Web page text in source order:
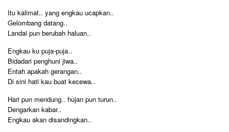
Itu kalimat.. yang engkau ucapkan..
Gelombang datang..
Landai pun berubah haluan..
Engkau ku puja-puja..
Bidadari penghuni jiwa..
Entah apakah gerangan..
Di sini hati kau buat kecewa..
Hari pun mendung.. hujan pun turun..
Dengarkan kabar..
Engkau akan disandingkan..